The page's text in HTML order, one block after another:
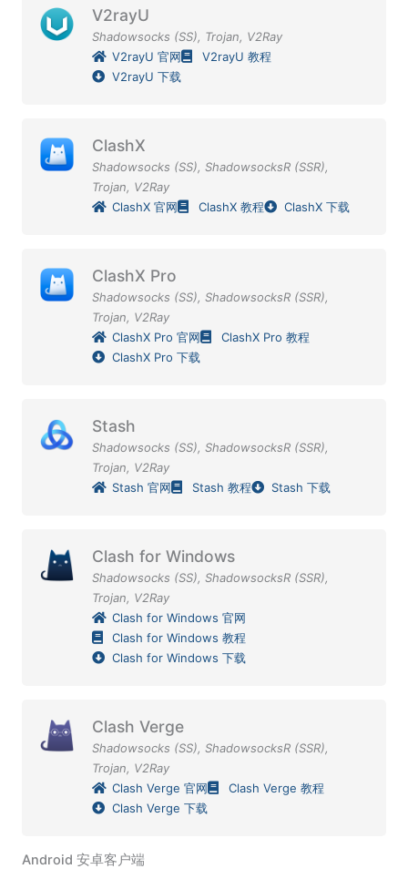
V2rayU
Shadowsocks (SS), Trojan, V2Ray
V2rayU 官网
V2rayU 教程
V2rayU 下载
ClashX
Shadowsocks (SS), ShadowsocksR (SSR),
Trojan, V2Ray
ClashX 官网
ClashX 教程 ClashX 下载
ClashX Pro
Shadowsocks (SS), ShadowsocksR (SSR),
Trojan, V2Ray
ClashX Pro 官网
ClashX Pro 教程
ClashX Pro 下载
Stash
Shadowsocks (SS), ShadowsocksR (SSR),
Trojan, V2Ray
Stash 官网
Stash 教程 Stash 下载
Clash for Windows
Shadowsocks (SS), ShadowsocksR (SSR),
Trojan, V2Ray
Clash for Windows 官网
Clash for Windows 教程
Clash for Windows 下载
Clash Verge
Shadowsocks (SS), ShadowsocksR (SSR),
Trojan, V2Ray
Clash Verge 官网
Clash Verge 教程
Clash Verge 下载
Android 安卓客户端